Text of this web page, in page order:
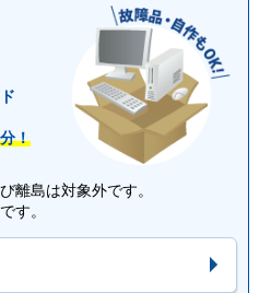
！
離島は対象外です。
す。